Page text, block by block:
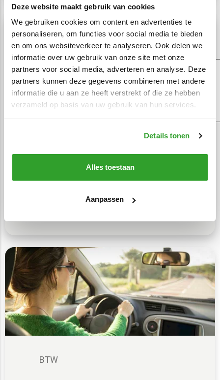
Deze website maakt gebruik van cookies
We gebruiken cookies om content en advertenties te
personaliseren, om functies voor social media te bieden
en om ons websiteverkeer te analyseren. Ook delen we
informatie over uw gebruik van onze site met onze
partners voor social media, adverteren en analyse. Deze
partners kunnen deze gegevens combineren met andere
informatie die u aan ze heeft verstrekt of die ze hebben
verzameld op basis van uw gebruik van hun services.
Details tonen
Alles toestaan
Aanpassen
Verzuimboete
Belastingdienst: risico's en
oplossingen voor
ondernemers
BTW